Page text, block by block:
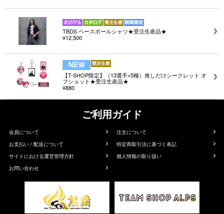
TBDS ベースボールシャツ★受注生産品★
¥12,500
【T-SHOP限定】（13選手×5種）推しだけシークレット オ
フショット★受注生産品★
¥880
ご利用ガイド
会員について
注文について
お支払い / 配送について
特定商取引法に基づく表記
サイトにおける運営管理方針
個人情報の取り扱い
お問い合わせ